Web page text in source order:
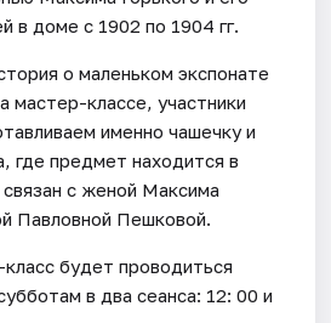
в доме с 1902 по 1904 гг.
о маленьком экспонате
мастер-классе, участники
именно чашечку и
где предмет находится в
связан с женой Максима
Павловной Пешковой.
будет проводиться
в два сеанса: 12: 00 и